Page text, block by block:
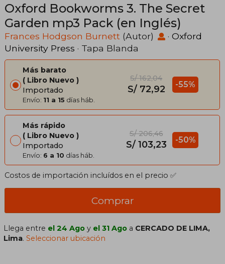
Oxford Bookworms 3. The Secret
Garden mp3 Pack (en Inglés)
Frances Hodgson Burnett (Autor) · Oxford
University Press · Tapa Blanda
Más barato
Libro Nuevo
Importado
Envío: 11 a 15 días háb.
S/ 162,04
S/ 72,92 -55%
Más rápido
Libro Nuevo
Importado
Envío: 6 a 10 días háb.
S/ 206,46
S/ 103,23 -50%
Costos de importación incluídos en el precio ✅
Comprar
Llega entre el 24 Ago y el 31 Ago a CERCADO DE LIMA,
Lima.Seleccionar ubicación